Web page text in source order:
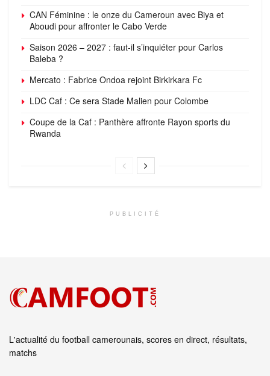
CAN Féminine : le onze du Cameroun avec Biya et
Aboudi pour affronter le Cabo Verde
Saison 2026 – 2027 : faut-il s’inquiéter pour Carlos
Baleba ?
Mercato : Fabrice Ondoa rejoint Birkirkara Fc
LDC Caf : Ce sera Stade Malien pour Colombe
Coupe de la Caf : Panthère affronte Rayon sports du
Rwanda
PUBLICITÉ
L'actualité du football camerounais, scores en direct, résultats,
matchs